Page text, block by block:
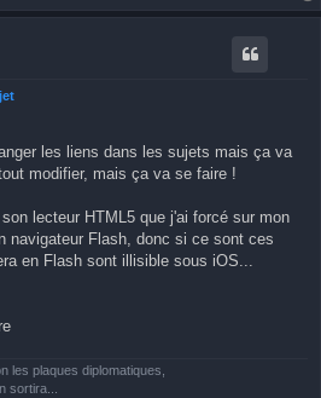
les liens dans les sujets mais ça va
modifier, mais ça va se faire !
lecteur HTML5 que j'ai forcé sur mon
navigateur Flash, donc si ce sont ces
en Flash sont illisible sous iOS...
les plaques diplomatiques,
sortira...